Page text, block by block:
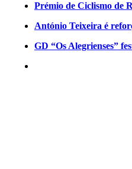
Prémio de Ciclismo de
António Teixeira é
GD “Os Alegrienses”